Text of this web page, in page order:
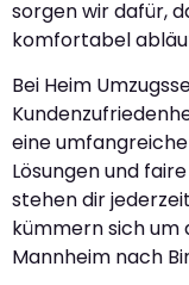
sorgen wir dafür,
komfortabel
Bei Heim
eine
Lösungen und
stehen dir
kümmern sich um
Mannheim nach